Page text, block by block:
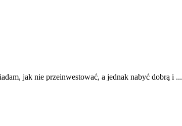
jak nie przeinwestować, a jednak nabyć dobrą i ...